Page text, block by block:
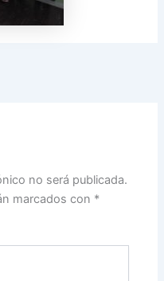
no será publicada.
marcados con *